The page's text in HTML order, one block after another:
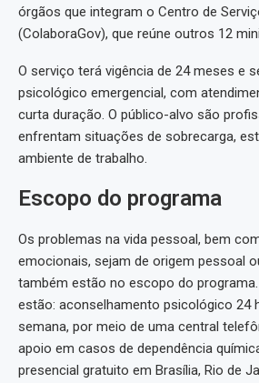
órgãos que integram o Centro de
(ColaboraGov), que reúne outros 12
O serviço terá vigência de 24 meses e
psicológico emergencial, com
curta duração. O público-alvo são
enfrentam situações de sobrecarga,
ambiente de trabalho.
Escopo do programa
Os problemas na vida pessoal, bem
emocionais, sejam de origem pessoal
também estão no escopo do
estão: aconselhamento psicológico 24
semana, por meio de uma central
apoio em casos de dependência
presencial gratuito em Brasília, Rio de